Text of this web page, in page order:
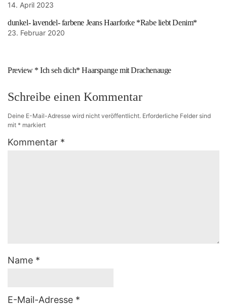
14. April 2023
dunkel- lavendel- farbene Jeans Haarforke *Rabe liebt Denim*
23. Februar 2020
Preview * Ich seh dich* Haarspange mit Drachenauge
Schreibe einen Kommentar
Deine E-Mail-Adresse wird nicht veröffentlicht. Erforderliche Felder sind
mit * markiert
Kommentar *
Name *
E-Mail-Adresse *